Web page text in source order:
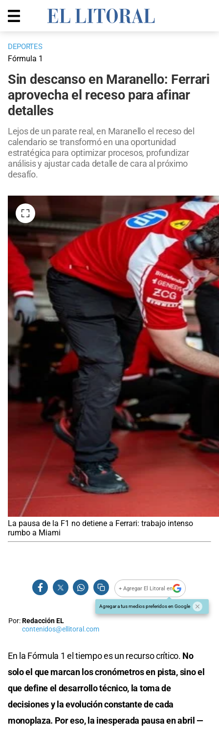
DEPORTES
Fórmula 1
Sin descanso en Maranello: Ferrari
aprovecha el receso para afinar
detalles
Lejos de un parate real, en Maranello el receso del
calendario se transformó en una oportunidad
estratégica para optimizar procesos, profundizar
análisis y ajustar cada detalle de cara al próximo
desafío.
La pausa de la F1 no detiene a Ferrari: trabajo intenso
rumbo a Miami
+ Agregar El Litoral en
Agregar a tus medios preferidos en Google
Por:Redacción EL
contenidos@ellitoral.com
En la Fórmula 1 el tiempo es un recurso crítico. No
solo el que marcan los cronómetros en pista, sino el
que define el desarrollo técnico, la toma de
decisiones y la evolución constante de cada
monoplaza. Por eso, la inesperada pausa en abril —